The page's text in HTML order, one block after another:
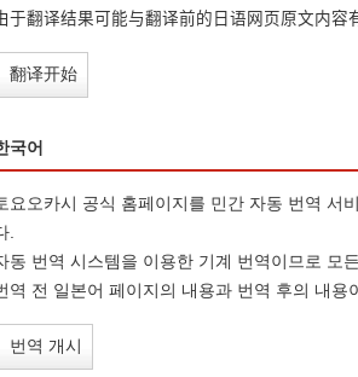
于翻译结果可能与翻译前的日语网页原文内容
翻译开始
국어
요오카시 공식 홈페이지를 민간 자동 번역 서
.
동 번역 시스템을 이용한 기계 번역이므로 모
역 전 일본어 페이지의 내용과 번역 후의 내
번역 개시